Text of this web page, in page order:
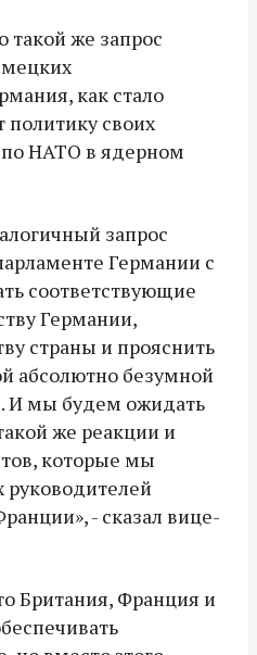
такой же запрос
как стало
политику своих
НАТО в ядерном
запрос
Германии с
соответствующие
Германии,
страны и прояснить
абсолютно безумной
И мы будем ожидать
же реакции и
которые мы
- сказал вице-
Британия, Франция и